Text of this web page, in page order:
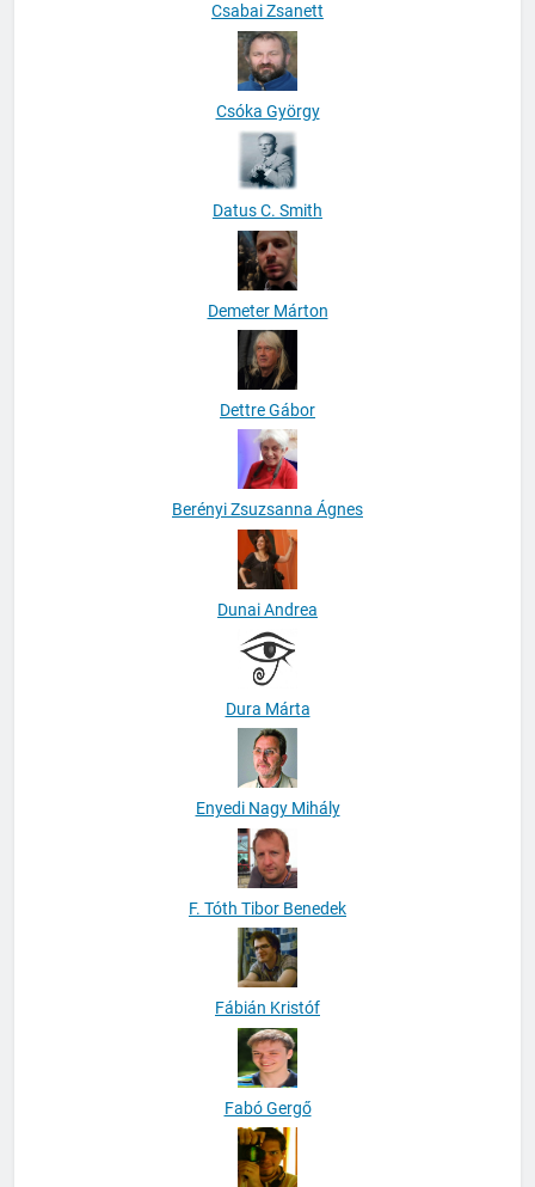
Csabai Zsanett
Csóka György
Datus C. Smith
Demeter Márton
Dettre Gábor
Berényi Zsuzsanna Ágnes
Dunai Andrea
Dura Márta
Enyedi Nagy Mihály
F. Tóth Tibor Benedek
Fábián Kristóf
Fabó Gergő